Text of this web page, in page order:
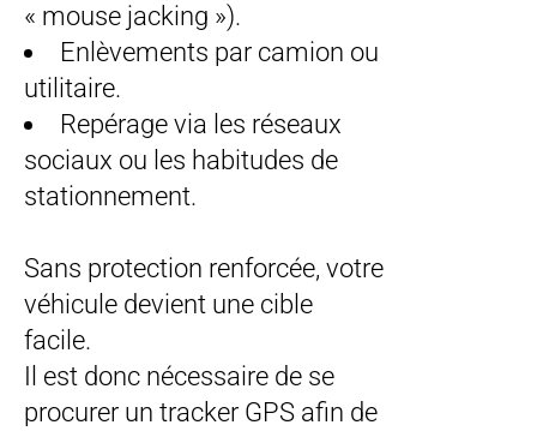
« mouse jacking »).
Enlèvements par camion ou
utilitaire.
Repérage via les réseaux
sociaux ou les habitudes de
stationnement.
Sans protection renforcée, votre
véhicule devient une cible
facile.
Il est donc nécessaire de se
procurer un tracker GPS afin de